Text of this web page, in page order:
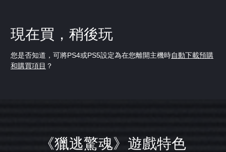
現在買，稍後玩
您是否知道，可將PS4或PS5設定為在您離開主機時自動下載預購
和購買項目 ？
《獵逃驚魂》遊戲特色